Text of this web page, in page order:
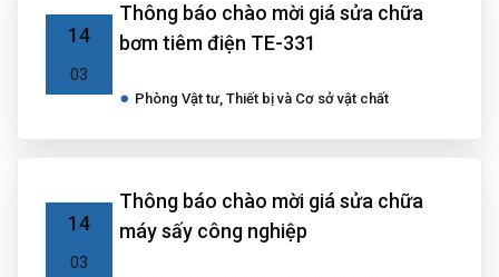
14
03
Thông báo chào mời giá sửa chữa
bơm tiêm điện TE-331
Phòng Vật tư, Thiết bị và Cơ sở vật chất
14
03
Thông báo chào mời giá sửa chữa
máy sấy công nghiệp